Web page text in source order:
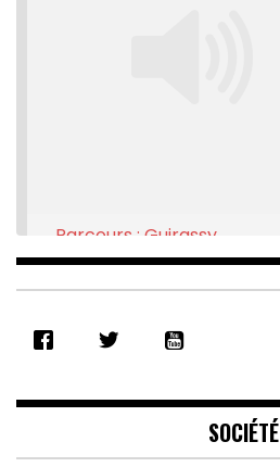
RSS FEED
EMBED
Parcours : Guirassy
Feb 16, 2021 • 28:08
SOCIÉTÉ